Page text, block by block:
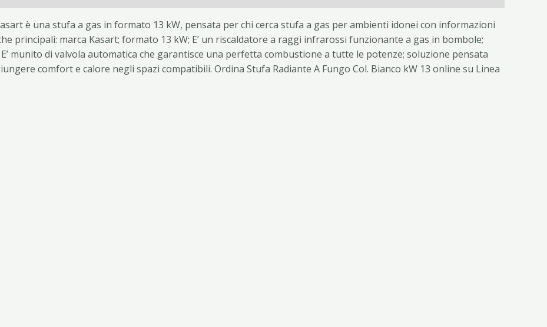
è una stufa a gas in formato 13 kW, pensata per chi cerca stufa a gas per ambienti idonei con informazioni
principali: marca Kasart; formato 13 kW; E’ un riscaldatore a raggi infrarossi funzionante a gas in bombole;
munito di valvola automatica che garantisce una perfetta combustione a tutte le potenze; soluzione pensata
comfort e calore negli spazi compatibili. Ordina Stufa Radiante A Fungo Col. Bianco kW 13 online su Linea